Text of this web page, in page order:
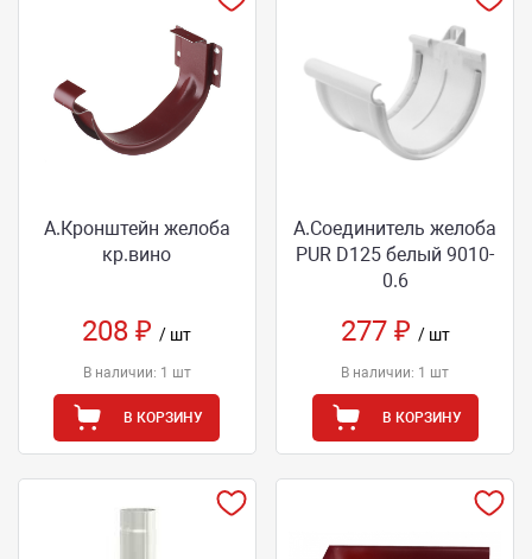
А.Кронштейн желоба
кр.вино
208 ₽/ шт
В наличии: 1 шт
В КОРЗИНУ
А.Соединитель желоба
PUR D125 белый 9010-
0.6
277 ₽ / шт
В наличии: 1 шт
В КОРЗИНУ